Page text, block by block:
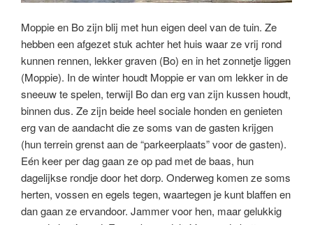
Moppie en Bo zijn blij met hun eigen deel van de tuin. Ze
hebben een afgezet stuk achter het huis waar ze vrij rond
kunnen rennen, lekker graven (Bo) en in het zonnetje liggen
(Moppie). In de winter houdt Moppie er van om lekker in de
sneeuw te spelen, terwijl Bo dan erg van zijn kussen houdt,
binnen dus. Ze zijn beide heel sociale honden en genieten
erg van de aandacht die ze soms van de gasten krijgen
(hun terrein grenst aan de “parkeerplaats” voor de gasten).
Eén keer per dag gaan ze op pad met de baas, hun
dagelijkse rondje door het dorp. Onderweg komen ze soms
herten, vossen en egels tegen, waartegen je kunt blaffen en
dan gaan ze ervandoor. Jammer voor hen, maar gelukkig